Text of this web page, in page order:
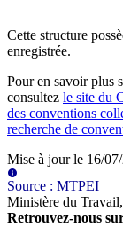
Cette structure
enregistrée.
Pour en savoir plus
consultez le site du
des conventions
recherche de
Mise à jour le 16/
Source : MTPEI
Ministère du
Retrouvez-nous